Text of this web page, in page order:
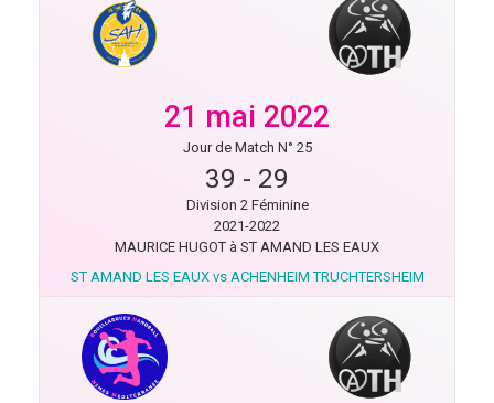
21 mai 2022
Jour de Match N° 25
39 - 29
Division 2 Féminine
2021-2022
MAURICE HUGOT à ST AMAND LES EAUX
ST AMAND LES EAUX vs ACHENHEIM TRUCHTERSHEIM